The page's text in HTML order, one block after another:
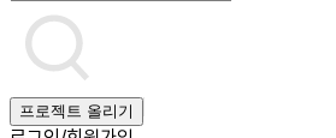
프로젝트 올리기